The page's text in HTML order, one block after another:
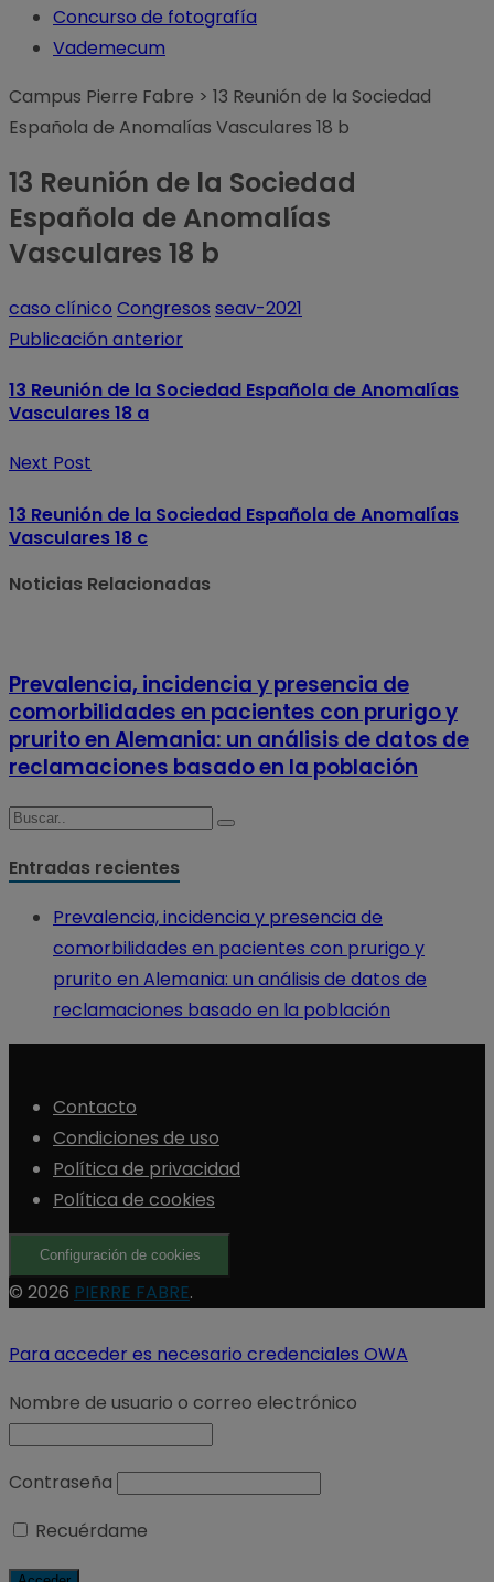
Concurso de fotografía
Vademecum
Campus Pierre Fabre > 13 Reunión de la Sociedad
Española de Anomalías Vasculares 18 b
13 Reunión de la Sociedad
Española de Anomalías
Vasculares 18 b
caso clínico Congresos seav-2021
Publicación anterior
13 Reunión de la Sociedad Española de Anomalías
Vasculares 18 a
Next Post
13 Reunión de la Sociedad Española de Anomalías
Vasculares 18 c
Noticias Relacionadas
Prevalencia, incidencia y presencia de
comorbilidades en pacientes con prurigo y
prurito en Alemania: un análisis de datos de
reclamaciones basado en la población
Entradas recientes
Prevalencia, incidencia y presencia de
comorbilidades en pacientes con prurigo y
prurito en Alemania: un análisis de datos de
reclamaciones basado en la población
Contacto
Condiciones de uso
Política de privacidad
Política de cookies
Configuración de cookies
© 2026 PIERRE FABRE.
Para acceder es necesario credenciales OWA
Nombre de usuario o correo electrónico
Contraseña
Recuérdame